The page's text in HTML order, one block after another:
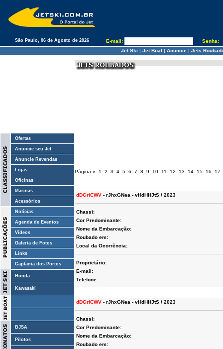
São Paulo, 06 de Agosto de 2026 E-mail:
Senha:
Jet Ski | Jet Boat| Anuncie| Jets
Ofertas
Anuncie seu Jet
Anuncie Revendas
Lojas
Oficinas
Marinas
Acessórios
Notícias
Agenda de Eventos
Vídeos
Galeria de Fotos
Links
Captania dos Portos
Honda
Kawasaki
BJSA
Pilotos
Página « 1 2 3 4 5 6 7 8 9 10 11 12 13 14 15 16 17
dDGriCWV - rJhxGNea - vHdHHJtS / 2023
Chassi:
Cor Predominante:
Nome da Embarcação:
Roubado em:
Local da Ocorrência:
Proprietário:
E-mail:
Telefone:
dDGriCWV - rJhxGNea - vHdHHJtS / 2023
Chassi:
Cor Predominante:
Nome da Embarcação:
Roubado em: